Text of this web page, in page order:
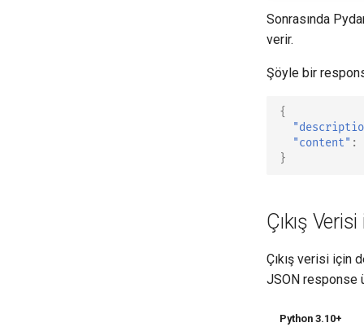
Sonrasında
verir.
Şöyle bir
{
"content" :
}
Çıkış
Çıkış verisi için
JSON response
Python 3.10+